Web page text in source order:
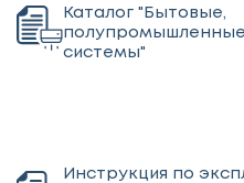
Каталог "Бытовые,
полупромышленные
системы"
Инструкция по